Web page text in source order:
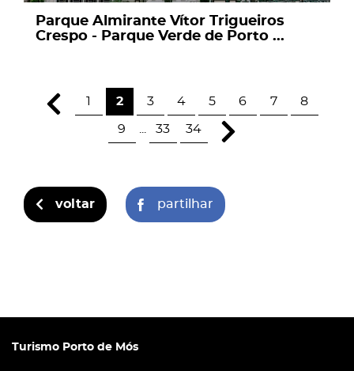
Parque Almirante Vítor Trigueiros
Crespo - Parque Verde de Porto ...
1 2 3 4 5 6 7 8
9 33 34
voltar partilhar
Turismo Porto de Mós